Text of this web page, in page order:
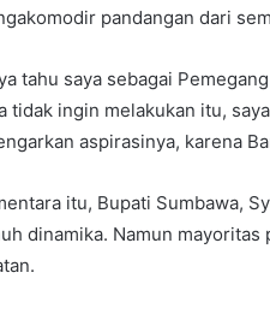
pandangan dari
tahu saya sebagai
tidak ingin melakukan itu,
aspirasinya, karena
itu, Bupati Sumbawa,
dinamika. Namun